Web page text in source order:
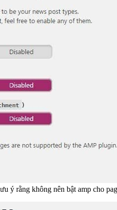
ý rằng không nên bật amp cho